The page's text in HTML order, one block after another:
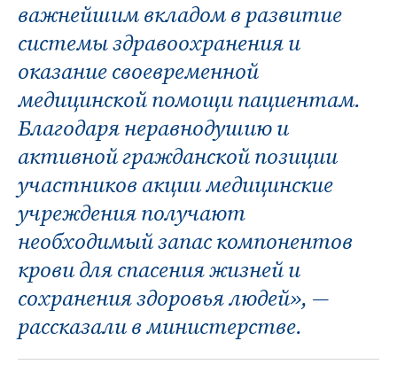
важнейшим вкладом в развитие
системы здравоохранения и
оказание своевременной
медицинской помощи пациентам.
Благодаря неравнодушию и
активной гражданской позиции
участников акции медицинские
учреждения получают
необходимый запас компонентов
крови для спасения жизней и
сохранения здоровья людей», —
рассказали в министерстве.